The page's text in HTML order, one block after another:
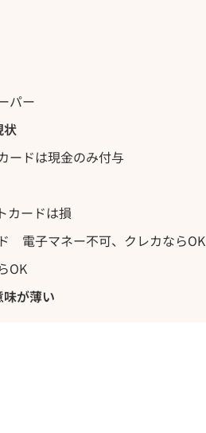
パー
状
ードは現金のみ付与
カードは損
電子マネー不可、クレカならOK
OK
が薄い